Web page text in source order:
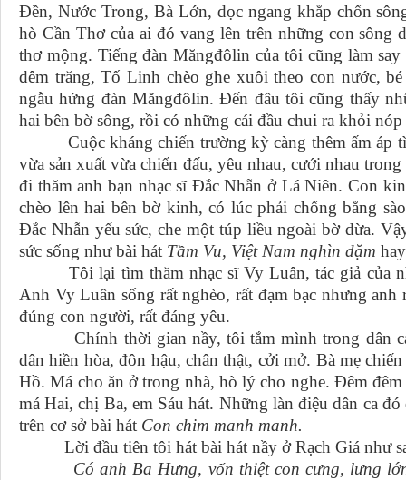
Đền, Nước Trong, Bà Lớn, dọc ngang khắp chốn
hò Cần Thơ của ai đó vang lên trên những con sông
thơ mộng. Tiếng đàn Măngđôlin của tôi cũng làm
đêm trăng, Tố Linh chèo ghe xuôi theo con nước,
ngẫu hứng đàn Măngđôlin. Đến đâu tôi cũng thấy
hai bên bờ sông, rồi có những cái đầu chui ra khỏi
Cuộc kháng chiến trường kỳ càng thêm ấm áp
vừa sản xuất vừa chiến đấu, yêu nhau, cưới nhau
đi thăm anh bạn nhạc sĩ Đắc Nhẫn ở Lá Niên. Con
chèo lên hai bên bờ kinh, có lúc phải chống bằng
Đắc Nhẫn yếu sức, che một túp liều ngoài bờ dừa.
sức sống như bài hát Tầm Vu, Việt Nam nghìn dặm
Tôi lại tìm thăm nhạc sĩ Vy Luân, tác giả của
Anh Vy Luân sống rất nghèo, rất đạm bạc nhưng anh
đúng con người, rất đáng yêu.
Chính thời gian nầy, tôi tắm mình trong dân ca
dân hiền hòa, đôn hậu, chân thật, cởi mở. Bà mẹ
Hồ. Má cho ăn ở trong nhà, hò lý cho nghe. Đêm
má Hai, chị Ba, em Sáu hát. Những làn điệu dân ca
trên cơ sở bài hát Con chim manh manh.
Lời đầu tiên tôi hát bài hát nầy ở Rạch Giá như
Có anh Ba Hưng, vốn thiệt con cưng, lưng